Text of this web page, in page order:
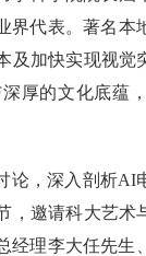
界代表。著名本
及加快实现视觉
厚的文化底蕴
论，深入剖析AI
，邀请科大艺术
经理李大任先生